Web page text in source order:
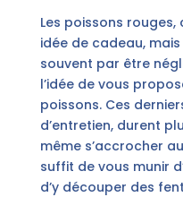
Les poissons rouges,
idée de cadeau,
souvent par être
l’idée de vous
poissons. Ces
d’entretien, durent
même s’accrocher
suffit de vous munir
d’y découper des